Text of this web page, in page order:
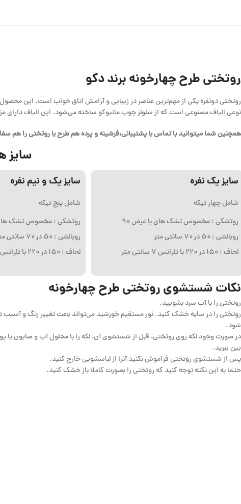
روتختی طرح چهارخونه برند دکو
روتختی دونفره یکی از مهم‌ترین عناصر در زیبایی و آرامش اتاق خواب است. این
نوعی الیاف مصنوعی است که از سلولز چوب مانیوکو ساخته می‌شود. این الیاف دارای
همچنین شما میتوانید با تماس با پشتیبانی،فرشینه و پرده هم طرح با روتختی را هم
سایز
سایز یک نفره
شامل چهار تیکه
روتشکی : مخصوص تشک های با عرض ۹۰
روبالشی : ۵۰ در ۷۰ سانتی متر
لحاف : ۱۵۰ در ۲۲۰ با تلرانس ۷ سانتی متر
سایز یک و نیم نفره
شامل پنج تیکه
روتشکی : مخصوص تشک های
روبالشی : ۵۰ در ۷۰ سانتی متر
لحاف : ۱۵۰ در ۲۲۰ با تلرانس ۷ سانتی متر
نکات شستشوی روتختی طرح چهارخونه
روتختی را با آب سرد بشویید.
روتختی را در سایه خشک کنید. نور مستقیم خورشید می‌تواند باعث تغییر رنگ و آسیب
شود.
در صورت وجود لکه روی روتختی، قبل از شستشوی آن، لکه را با محلول آب و صابون یا
بین ببرید.
پس از شستشوی روتختی فراموش نکنید آنرا از لباسشویی خارج کنید.
حتما به این نکته توجه کنید که روتختی را بصورت کاملا باز خشک کنید.